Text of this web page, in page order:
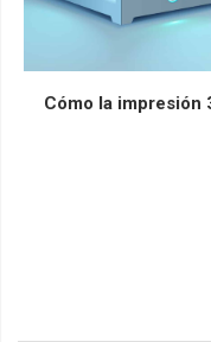
Cómo la impresión